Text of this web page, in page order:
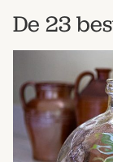
De 23